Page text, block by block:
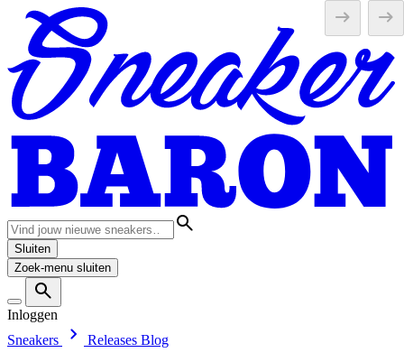
Sluiten
Zoek-menu sluiten
Inloggen
Sneakers
Releases Blog